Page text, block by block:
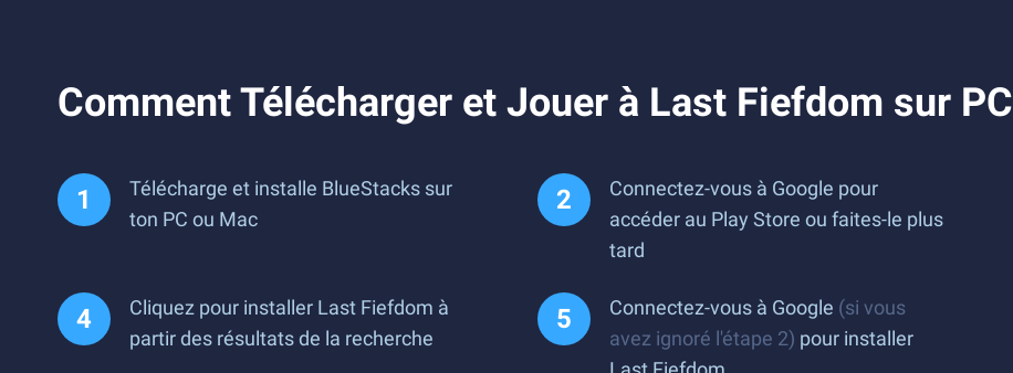
Comment Télécharger et Jouer à Last Fiefdom sur PC
Télécharge et installe BlueStacks sur
ton PC ou Mac
Connectez-vous à Google pour
accéder au Play Store ou faites-le plus
tard
Cliquez pour installer Last Fiefdom à
partir des résultats de la recherche
Connectez-vous à Google (si vous
avez ignoré l'étape 2) pour installer